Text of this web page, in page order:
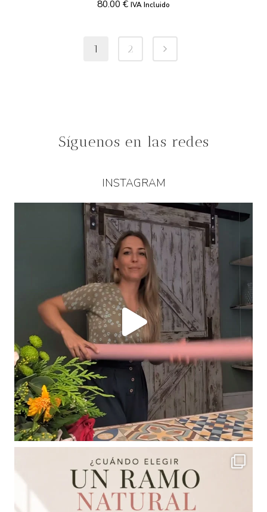
80.00 € IVA Incluido
1 2
Síguenos en las redes
INSTAGRAM